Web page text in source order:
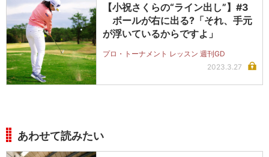
【小祝さくらの“ライン出し”】#3
ボールが右に出る?「それ、手元
が浮いているからですよ」
プロ・トーナメント レッスン 週刊GD
2023.3.27
あわせて読みたい